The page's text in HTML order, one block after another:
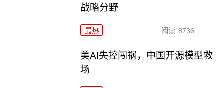
战略分野
最热 阅读 8736
美AI失控闯祸，中国开源模型救
场